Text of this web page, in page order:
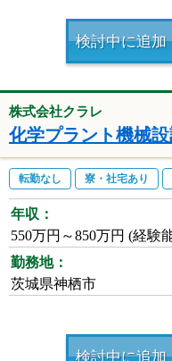
検討中に追加
株式会社クラレ
化学プラント機械
転勤なし 寮・社宅あり
年収：
550万円～850万円 (経験
勤務地：
茨城県神栖市
検討中に追加